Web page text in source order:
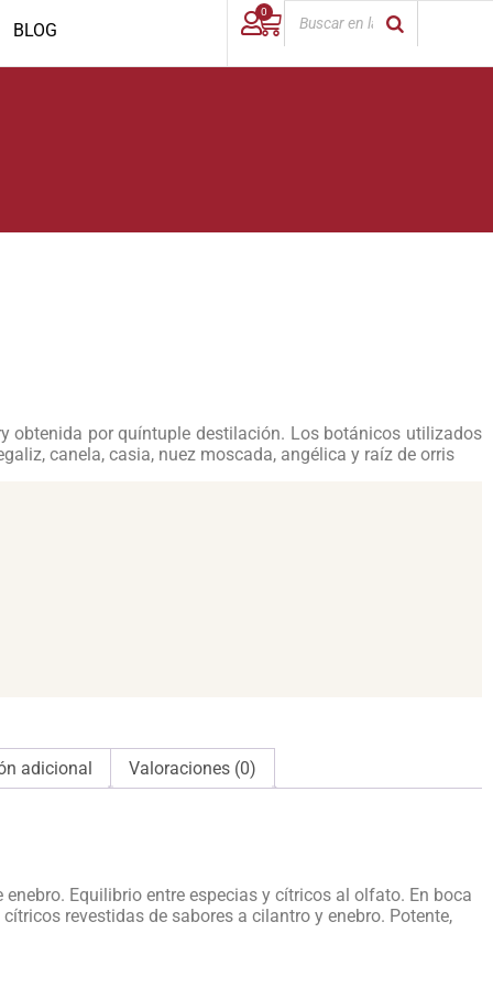
BLOG
0
obtenida por quíntuple destilación. Los botánicos utilizados
canela, casia, nuez moscada, angélica y raíz de orris
adicional Valoraciones (0)
Equilibrio entre especias y cítricos al olfato. En boca
revestidas de sabores a cilantro y enebro. Potente,